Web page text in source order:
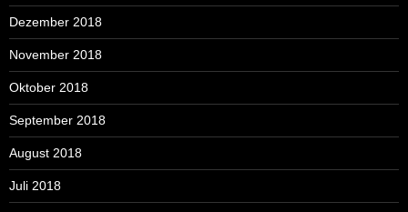
Dezember 2018
November 2018
Oktober 2018
September 2018
August 2018
Juli 2018